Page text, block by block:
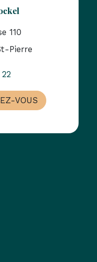
110
Pierre
VOUS